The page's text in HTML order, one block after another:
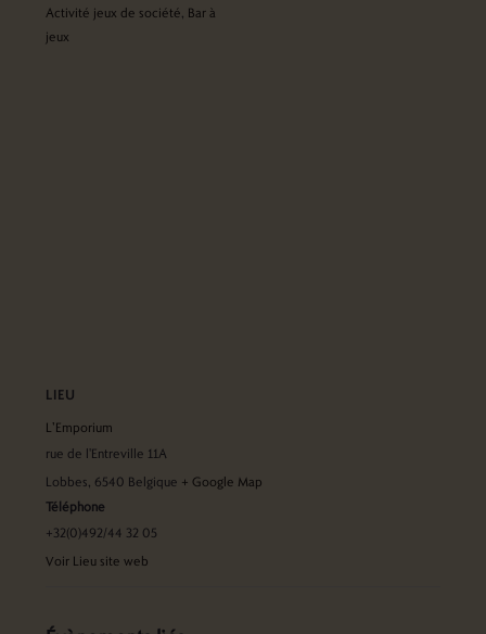
Activité jeux de société, Bar à
jeux
LIEU
L’Emporium
rue de l'Entreville 11A
Lobbes, 6540 Belgique + Google Map
Téléphone
+32(0)492/44 32 05
Voir Lieu site web